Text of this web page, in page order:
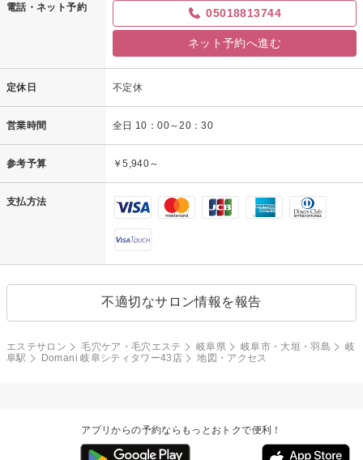
電話・ネット予約 05018813744
ネット予約へ進む
定休日 不定休
営業時間 全日 10：00～20：30
参考予算 ￥5,940～
支払方法
不適切なサロン情報を報告
エステサロン 毛穴ケア・毛穴エステ 岐阜県 岐阜市・大垣・羽島
岐
阜駅
Domani 岐阜シティタワー43店 地図・アクセス
アプリからの予約ならもっとおトクで便利！